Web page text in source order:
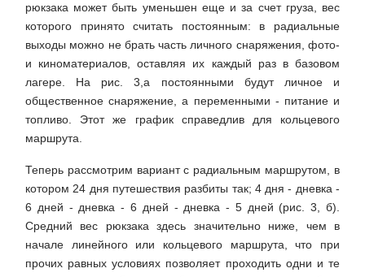
рюкзака может быть уменьшен еще и за счет груза, вес
которого принято считать постоянным: в радиальные
выходы можно не брать часть личного снаряжения, фото-
и киноматериалов, оставляя их каждый раз в базовом
лагере. На рис. 3,а постоянными будут личное и
общественное снаряжение, а переменными - питание и
топливо. Этот же график справедлив для кольцевого
маршрута.
Теперь рассмотрим вариант с радиальным маршрутом, в
котором 24 дня путешествия разбиты так; 4 дня - дневка -
6 дней - дневка - 6 дней - дневка - 5 дней (рис. 3, б).
Средний вес рюкзака здесь значительно ниже, чем в
начале линейного или кольцевого маршрута, что при
прочих равных условиях позволяет проходить одни и те